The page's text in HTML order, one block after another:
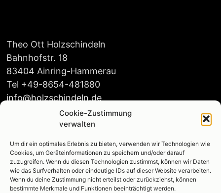
Cookie-Zustimmung
verwalten
Um dir ein optimales Erlebnis zu bieten, verwenden wir Technologien wie
Cookies, um Geräteinformationen zu speichern und/oder darauf
zuzugreifen. Wenn du diesen Technologien zustimmst, können wir Daten
wie das Surfverhalten oder eindeutige IDs auf dieser Website verarbeiten.
Wenn du deine Zustimmung nicht erteilst oder zurückziehst, können
bestimmte Merkmale und Funktionen beeinträchtigt werden.
Theo Ott Holzschindeln
Bahnhofstr. 18
83404 Ainring-Hammerau
Tel +49-8654-481880
info@holzschindeln.de
Öffnungszeiten:
Mo-Do 8:00-16:00
Fr. 8:00-14:00